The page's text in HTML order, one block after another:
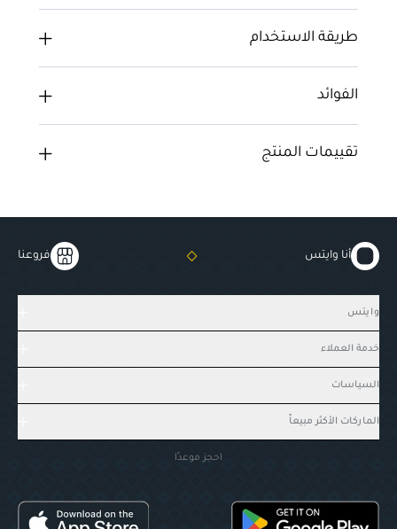
طريقة الاستخدام
الفوائد
تقييمات المنتج
أنا وايتس فروعنا
وايتس
خدمة العملاء
السياسات
الماركات الأكثر مبيعاً
احجز موعدًا